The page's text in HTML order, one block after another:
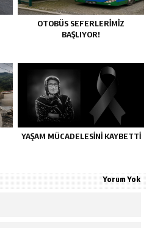
OTOBÜS SEFERLERIMIZ
BAŞLIYOR!
YAŞAM MÜCADELESINI KAYBETTI
Yorum Yok